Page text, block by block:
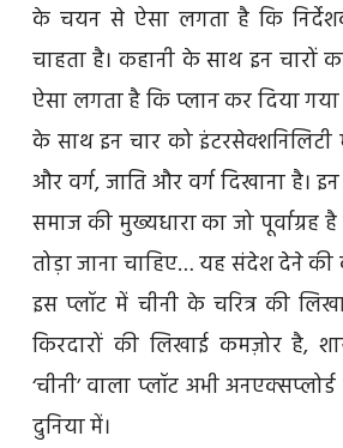
के चयन से ऐसा लगता है कि
चाहता है। कहानी के साथ इन चारों
ऐसा लगता है कि प्लान कर दिया
के साथ इन चार को इंटरसेक्शनिलिटी
और वर्ग, जाति और वर्ग दिखाना है।
समाज की मुख्यधारा का जो पूर्वाग्रह
तोड़ा जाना चाहिए… यह संदेश देने की
इस प्लॉट में चीनी के चरित्र की
किरदारों की लिखाई कमज़ोर है,
‘चीनी’ वाला प्लॉट अभी
दुनिया में।